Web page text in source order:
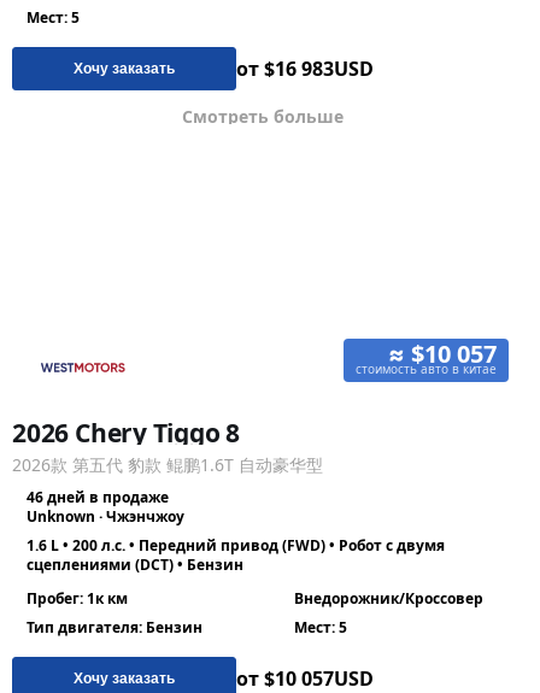
Мест: 5
Хочу заказать от $16 983USD
Смотреть больше
≈ $10 057
стоимость авто в китае
2026 Chery Tiggo 8
2026款 第五代 豹款 鲲鹏1.6T 自动豪华型
46 дней в продаже
Unknown · Чжэнчжоу
1.6 L • 200 л.с. • Передний привод (FWD) • Робот с двумя
сцеплениями (DCT) • Бензин
Пробег: 1к км
Внедорожник/Кроссовер
Тип двигателя: Бензин
Мест: 5
Хочу заказать от $10 057USD